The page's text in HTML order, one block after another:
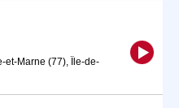
et-Marne (77), Île-de-